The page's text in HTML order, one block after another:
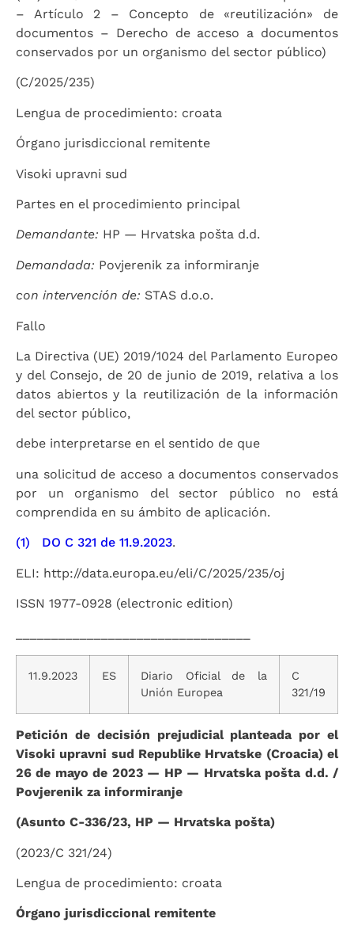
– Artículo 2 – Concepto de «reutilización» de
documentos – Derecho de acceso a documentos
conservados por un organismo del sector público)
(C/2025/235)
Lengua de procedimiento: croata
Órgano jurisdiccional remitente
Visoki upravni sud
Partes en el procedimiento principal
Demandante: HP — Hrvatska pošta d.d.
Demandada: Povjerenik za informiranje
con intervención de: STAS d.o.o.
Fallo
La Directiva (UE) 2019/1024 del Parlamento Europeo
y del Consejo, de 20 de junio de 2019, relativa a los
datos abiertos y la reutilización de la información
del sector público,
debe interpretarse en el sentido de que
una solicitud de acceso a documentos conservados
por un organismo del sector público no está
comprendida en su ámbito de aplicación.
(1) DO C 321 de 11.9.2023.
ELI: http://data.europa.eu/eli/C/2025/235/oj
ISSN 1977-0928 (electronic edition)
11.9.2023 ES
Diario Oficial de la
Unión Europea
C
321/19
Petición de decisión prejudicial planteada por el
Visoki upravni sud Republike Hrvatske (Croacia) el
26 de mayo de 2023 — HP — Hrvatska pošta d.d. /
Povjerenik za informiranje
(Asunto C-336/23, HP — Hrvatska pošta)
(2023/C 321/24)
Lengua de procedimiento: croata
Órgano jurisdiccional remitente